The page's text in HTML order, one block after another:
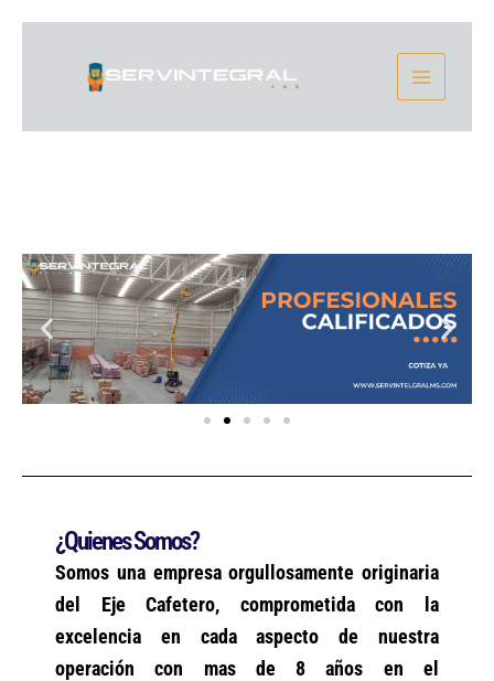
contenido
Menu
¿Quienes Somos?
Somos una empresa orgullosamente originaria
del Eje Cafetero, comprometida con la
excelencia en cada aspecto de nuestra
operación con mas de 8 años en el